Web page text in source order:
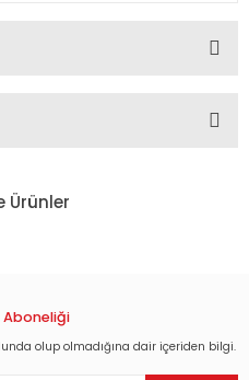
bulunuyor.
Ürünler
135,00 TL
olup olmadığına dair içeriden bilgi.